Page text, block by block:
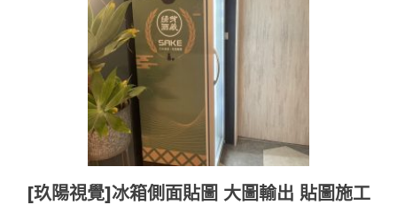
[玖陽視覺]冰箱側面貼圖 大圖輸出 貼圖施工